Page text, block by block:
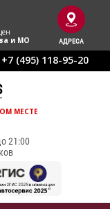
и МО
АДРЕСА
+7 (495) 118-95-20
МЕСТЕ
21:00